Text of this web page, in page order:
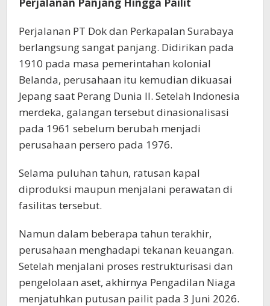
Perjalanan PT Dok dan Perkapalan Surabaya
berlangsung sangat panjang. Didirikan pada
1910 pada masa pemerintahan kolonial
Belanda, perusahaan itu kemudian dikuasai
Jepang saat Perang Dunia II. Setelah Indonesia
merdeka, galangan tersebut dinasionalisasi
pada 1961 sebelum berubah menjadi
perusahaan persero pada 1976.
Selama puluhan tahun, ratusan kapal
diproduksi maupun menjalani perawatan di
fasilitas tersebut.
Namun dalam beberapa tahun terakhir,
perusahaan menghadapi tekanan keuangan.
Setelah menjalani proses restrukturisasi dan
pengelolaan aset, akhirnya Pengadilan Niaga
menjatuhkan putusan pailit pada 3 Juni 2026.